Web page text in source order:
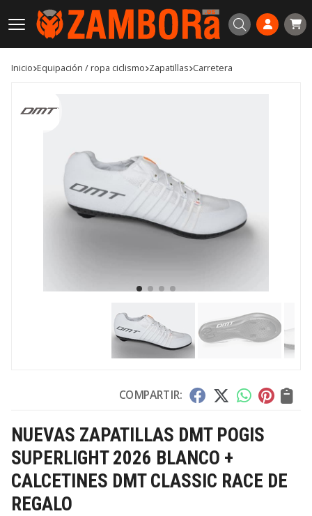
Buscar
Inicio equipación / ropa ciclismo zapatillas carretera
COMPARTIR:
NUEVAS ZAPATILLAS DMT POGIS
SUPERLIGHT 2026 BLANCO +
CALCETINES DMT CLASSIC RACE DE
REGALO